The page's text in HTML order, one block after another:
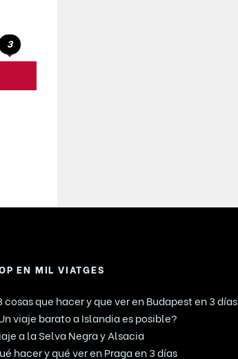
3
EN MIL VIATGES
cosas que hacer y que ver en Budapest en 3 días
viaje barato a Islandia es posible?
a la Selva Negra y Alsacia
hacer y qué ver en Praga en 3 días